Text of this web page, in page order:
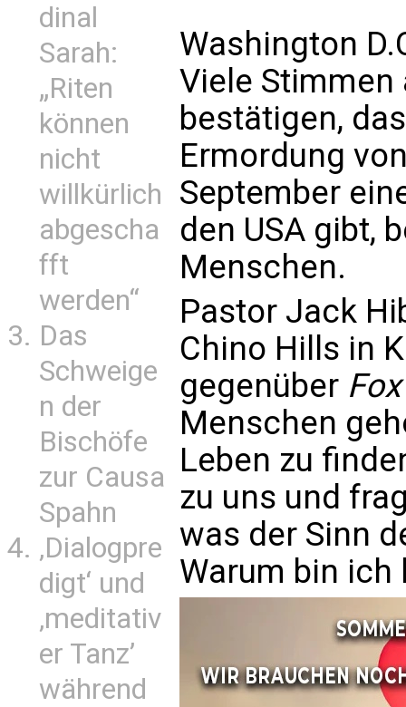
dinal
Sarah:
„Riten
können
nicht
willkürlich
abgescha
fft
werden“
Das
Schweige
n der
Bischöfe
zur Causa
Spahn
‚Dialogpre
digt‘ und
‚meditativ
er Tanz’
während
Washington
Viele Stimmen
bestätigen,
Ermordung
September
den USA gibt,
Menschen.
Pastor Jack
Chino Hills in
gegenüber
Menschen
Leben zu
zu uns und
was der Sinn
Warum bin ich